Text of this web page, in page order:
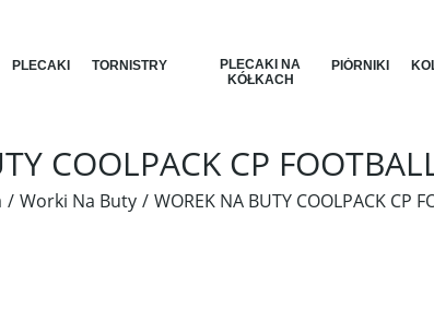
PLECAKI TORNISTRY
PLECAKI NA
KÓŁKACH
PIÓRNIKI
COOLPACK CP
Worki Na Buty WOREK NA BUTY COOLPACK CP